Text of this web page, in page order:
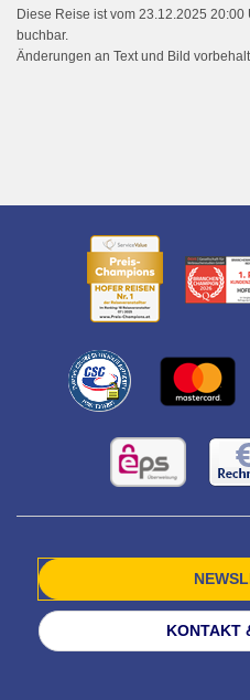
Diese Reise ist vom 23.12.2025
buchbar.
Änderungen an Text und Bild
KONTAKT